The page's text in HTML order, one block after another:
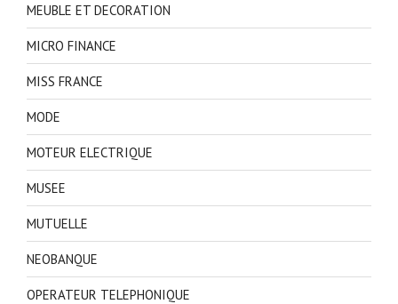
MEUBLE ET DECORATION
MICRO FINANCE
MISS FRANCE
MODE
MOTEUR ELECTRIQUE
MUSEE
MUTUELLE
NEOBANQUE
OPERATEUR TELEPHONIQUE